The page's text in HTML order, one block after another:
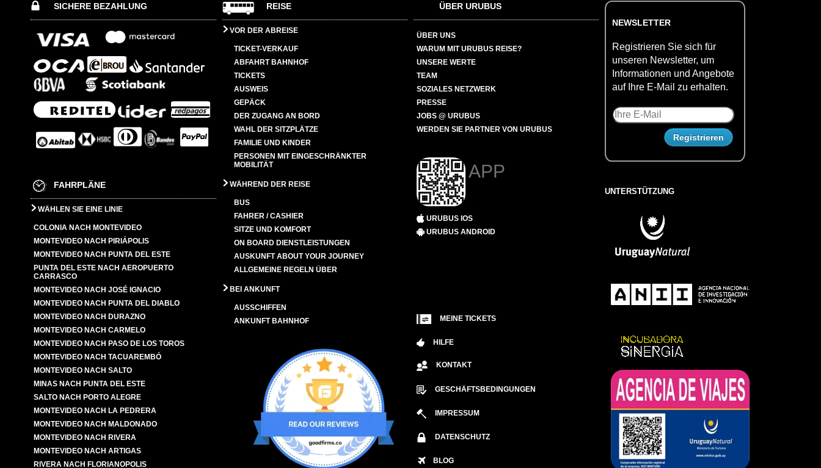
SICHERE BEZAHLUNG
FAHRPLÄNE
WÄHLEN SIE EINE LINIE
COLONIA NACH MONTEVIDEO
MONTEVIDEO NACH PIRIÁPOLIS
MONTEVIDEO NACH PUNTA DEL ESTE
PUNTA DEL ESTE NACH AEROPUERTO
CARRASCO
MONTEVIDEO NACH JOSÉ IGNACIO
MONTEVIDEO NACH PUNTA DEL DIABLO
MONTEVIDEO NACH DURAZNO
MONTEVIDEO NACH CARMELO
MONTEVIDEO NACH PASO DE LOS TOROS
MONTEVIDEO NACH TACUAREMBÓ
MONTEVIDEO NACH SALTO
MINAS NACH PUNTA DEL ESTE
SALTO NACH PORTO ALEGRE
MONTEVIDEO NACH LA PEDRERA
MONTEVIDEO NACH MALDONADO
MONTEVIDEO NACH RIVERA
MONTEVIDEO NACH ARTIGAS
RIVERA NACH FLORIANOPOLIS
REISE
VOR DER ABREISE
TICKET-VERKAUF
ABFAHRT BAHNHOF
TICKETS
AUSWEIS
GEPÄCK
DER ZUGANG AN BORD
WAHL DER SITZPLÄTZE
FAMILIE UND KINDER
PERSONEN MIT EINGESCHRÄNKTER
MOBILITÄT
WÄHREND DER REISE
BUS
FAHRER / CASHIER
SITZE UND KOMFORT
ON BOARD DIENSTLEISTUNGEN
AUSKUNFT ABOUT YOUR JOURNEY
ALLGEMEINE REGELN ÜBER
BEI ANKUNFT
AUSSCHIFFEN
ANKUNFT BAHNHOF
ÜBER URUBUS
ÜBER UNS
WARUM MIT URUBUS REISE?
UNSERE WERTE
TEAM
SOZIALES NETZWERK
PRESSE
JOBS @ URUBUS
WERDEN SIE PARTNER VON URUBUS
APP
URUBUS IOS
URUBUS ANDROID
MEINE TICKETS
HILFE
KONTAKT
GESCHÄFTSBEDINGUNGEN
IMPRESSUM
DATENSCHUTZ
BLOG
NEWSLETTER
Registrieren Sie sich für
unseren Newsletter, um
Informationen und Angebote
auf Ihre E-Mail zu erhalten.
UNTERSTÜTZUNG